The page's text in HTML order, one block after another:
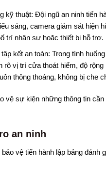
kỹ thuật: Đội ngũ an ninh tiến
sáng, camera giám sát
trí nhân sự hoặc thiết bị hỗ trợ.
kết an toàn: Trong tình
vị trí cửa thoát hiểm, độ rộng
thông thoáng, không bị che
an ninh
vệ tiến hành lập bảng